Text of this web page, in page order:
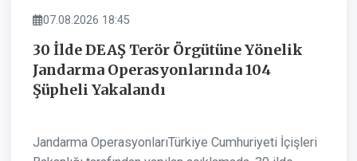
ASAYIŞ
07.08.2026 18:45
30 İlde DEAŞ Terör Örgütüne Yönelik
Jandarma Operasyonlarında 104
Şüpheli Yakalandı
Jandarma OperasyonlarıTürkiye Cumhuriyeti İçişleri